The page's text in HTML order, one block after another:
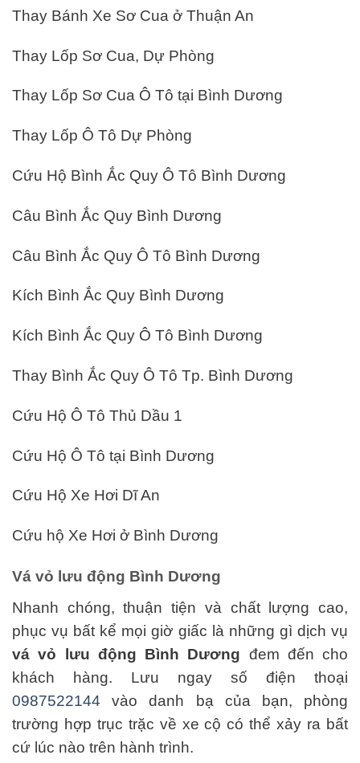
Thay Bánh Xe Sơ Cua ở Thuận An
Thay Lốp Sơ Cua, Dự Phòng
Thay Lốp Sơ Cua Ô Tô tại Bình Dương
Thay Lốp Ô Tô Dự Phòng
Cứu Hộ Bình Ắc Quy Ô Tô Bình Dương
Câu Bình Ắc Quy Bình Dương
Câu Bình Ắc Quy Ô Tô Bình Dương
Kích Bình Ắc Quy Bình Dương
Kích Bình Ắc Quy Ô Tô Bình Dương
Thay Bình Ắc Quy Ô Tô Tp. Bình Dương
Cứu Hộ Ô Tô Thủ Dầu 1
Cứu Hộ Ô Tô tại Bình Dương
Cứu Hộ Xe Hơi Dĩ An
Cứu hộ Xe Hơi ở Bình Dương
Vá vỏ lưu động Bình Dương
Nhanh chóng, thuận tiện và chất lượng cao,
phục vụ bất kể mọi giờ giấc là những gì dịch vụ
vá vỏ lưu động Bình Dương đem đến cho
khách hàng. Lưu ngay số điện thoại
0987522144 vào danh bạ của bạn, phòng
trường hợp trục trặc về xe cộ có thể xảy ra bất
cứ lúc nào trên hành trình.